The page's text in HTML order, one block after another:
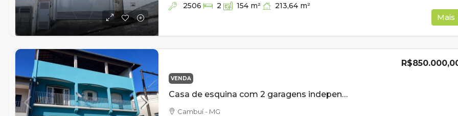
2506 2 154 m² 213,64 m²
Mais
VENDA
Casa de esquina com 2 garagens independentes e 300m² de construção a venda em Cambui MG
Cambuí - MG